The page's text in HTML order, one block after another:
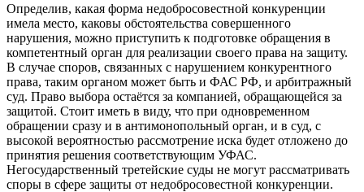
Определив, какая форма недобросовестной конкуренции
имела место, каковы обстоятельства совершенного
нарушения, можно приступить к подготовке обращения в
компетентный орган для реализации своего права на защиту.
В случае споров, связанных с нарушением конкурентного
права, таким органом может быть и ФАС РФ, и арбитражный
суд. Право выбора остаётся за компанией, обращающейся за
защитой. Стоит иметь в виду, что при одновременном
обращении сразу и в антимонопольный орган, и в суд, с
высокой вероятностью рассмотрение иска будет отложено до
принятия решения соответствующим УФАС.
Негосударственный третейские суды не могут рассматривать
споры в сфере защиты от недобросовестной конкуренции.